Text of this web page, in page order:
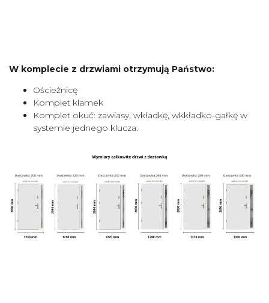
W komplecie z drzwiami otrzymują Państwo:
Ościeżnicę
Komplet klamek
Komplet okuć: zawiasy, wkładkę, wkkładko-gałkę w
systemie jednego klucza.